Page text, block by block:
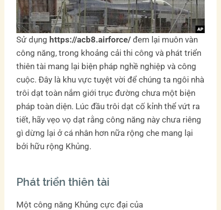
Sử dụng https://acb8.airforce/ đem lại muôn vàn
công năng, trong khoảng cải thi công và phát triển
thiên tài mang lại biện pháp nghề nghiệp và công
cuộc. Đây là khu vực tuyệt vời để chúng ta ngôi nhà
trôi dạt toàn nắm giới trục đường chưa một biện
pháp toàn diện. Lúc đầu trôi dạt cố kỉnh thể vứt ra
tiết, hãy vẹo vọ dạt rằng công năng này chưa riêng
gì dừng lại ở cá nhân hơn nữa rộng che mang lại
bởi hữu rộng Khủng.
Phát triển thiên tài
Một công năng Khủng cực đại của